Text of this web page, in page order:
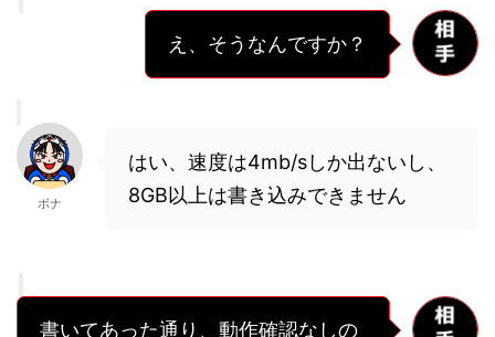
え、そうなんですか？
ボナ
はい、速度は4mb/sしか出ないし、
8GB以上は書き込みできません
書いてあった通り、動作確認なしの